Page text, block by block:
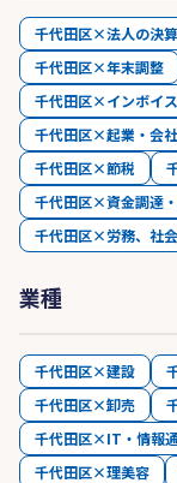
千代田区×法人の決
千代田区×年末調整
千代田区×インボイ
千代田区×起業・会
千代田区×節税
千代田区×資金調達
千代田区×労務、社
業種
千代田区×建設
千代田区×卸売
千代田区×IT・情報
千代田区×理美容